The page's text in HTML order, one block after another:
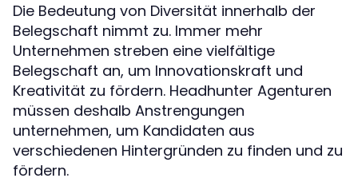
Die Bedeutung von Diversität innerhalb der
Belegschaft nimmt zu. Immer mehr
Unternehmen streben eine vielfältige
Belegschaft an, um Innovationskraft und
Kreativität zu fördern. Headhunter Agenturen
müssen deshalb Anstrengungen
unternehmen, um Kandidaten aus
verschiedenen Hintergründen zu finden und zu
fördern.